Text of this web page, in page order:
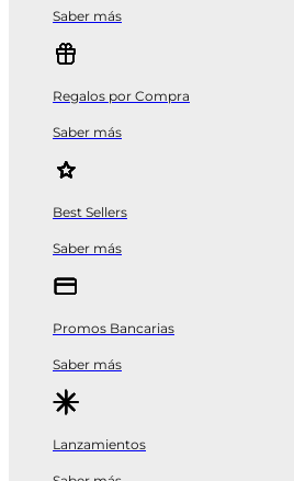
Saber más
Regalos por Compra
Saber más
Best Sellers
Saber más
Promos Bancarias
Saber más
Lanzamientos